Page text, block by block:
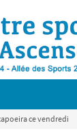
ce vendredi